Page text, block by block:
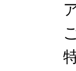
字半
第二